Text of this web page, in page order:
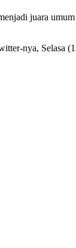
juara
nya, Selasa